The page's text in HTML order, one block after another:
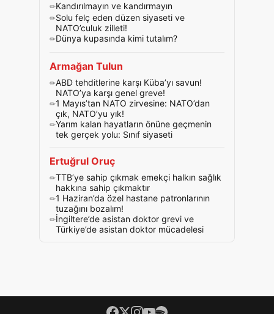
Kandırılmayın ve kandırmayın
Solu felç eden düzen siyaseti ve
NATO’culuk zilleti!
Dünya kupasında kimi tutalım?
Armağan Tulun
ABD tehditlerine karşı Küba’yı savun!
NATO’ya karşı genel greve!
1 Mayıs’tan NATO zirvesine: NATO’dan
çık, NATO’yu yık!
Yarım kalan hayatların önüne geçmenin
tek gerçek yolu: Sınıf siyaseti
Ertuğrul Oruç
TTB’ye sahip çıkmak emekçi halkın sağlık
hakkına sahip çıkmaktır
1 Haziran’da özel hastane patronlarının
tuzağını bozalım!
İngiltere’de asistan doktor grevi ve
Türkiye’de asistan doktor mücadelesi